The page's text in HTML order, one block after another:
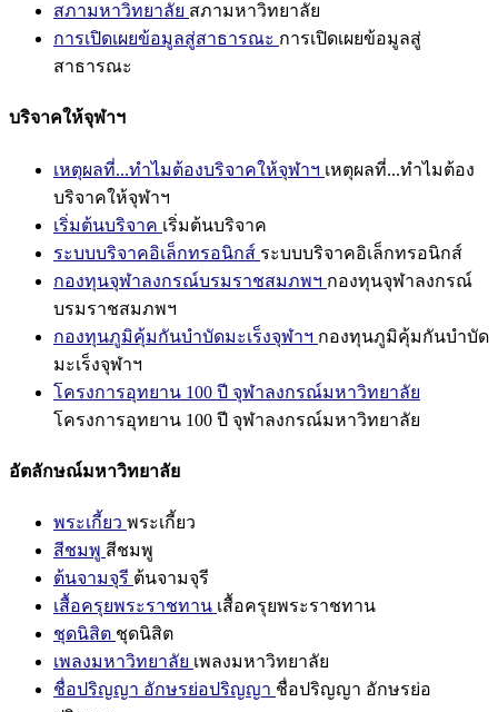
สภามหาวิทยาลัย สภามหาวิทยาลัย
การเปิดเผยข้อมูลสู่สาธารณะ การเปิดเผยข้อมูลสู่
สาธารณะ
บริจาคให้จุฬาฯ
เหตุผลที่...ทำไมต้องบริจาคให้จุฬาฯ เหตุผลที่...ทำไมต้อง
บริจาคให้จุฬาฯ
เริ่มต้นบริจาค เริ่มต้นบริจาค
ระบบบริจาคอิเล็กทรอนิกส์ ระบบบริจาคอิเล็กทรอนิกส์
กองทุนจุฬาลงกรณ์บรมราชสมภพฯ กองทุนจุฬาลงกรณ์
บรมราชสมภพฯ
กองทุนภูมิคุ้มกันบำบัดมะเร็งจุฬาฯ กองทุนภูมิคุ้มกันบำบัด
มะเร็งจุฬาฯ
โครงการอุทยาน 100 ปี จุฬาลงกรณ์มหาวิทยาลัย
โครงการอุทยาน 100 ปี จุฬาลงกรณ์มหาวิทยาลัย
อัตลักษณ์มหาวิทยาลัย
พระเกี้ยว พระเกี้ยว
สีชมพู สีชมพู
ต้นจามจุรี ต้นจามจุรี
เสื้อครุยพระราชทาน เสื้อครุยพระราชทาน
ชุดนิสิต ชุดนิสิต
เพลงมหาวิทยาลัย เพลงมหาวิทยาลัย
ชื่อปริญญา อักษรย่อปริญญา ชื่อปริญญา อักษรย่อ